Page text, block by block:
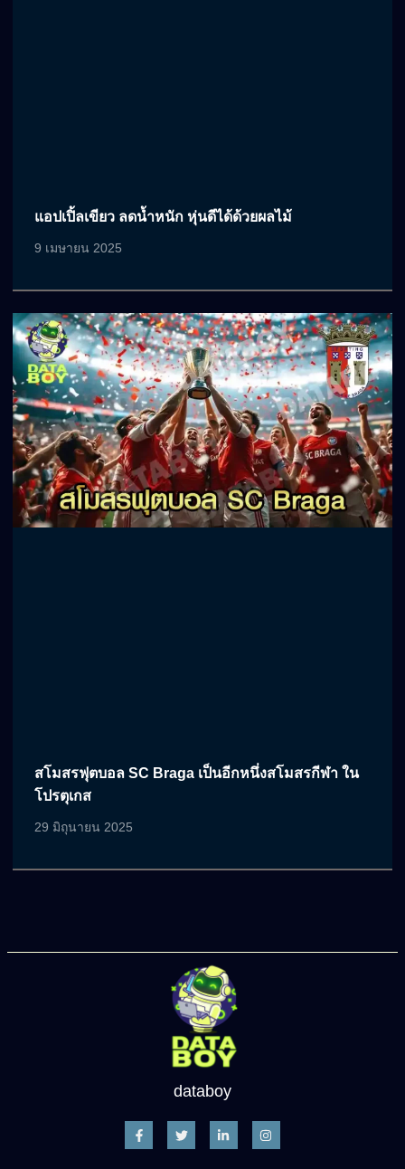
แอปเปิ้ลเขียว ลดน้ำหนัก หุ่นดีได้ด้วยผลไม้
9 เมษายน 2025
สโมสรฟุตบอล SC Braga เป็นอีกหนึ่งสโมสรกีฬา ใน
โปรตุเกส
29 มิถุนายน 2025
databoy